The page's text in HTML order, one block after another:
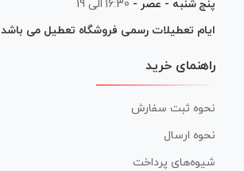
پنج شنبه - عصر - 16:30 الی 19
ایام تعطیلات رسمی فروشگاه تعطیل می باشد
راهنمای خرید
نحوه ثبت سفارش
نحوه ارسال
شیوه‌های پرداخت